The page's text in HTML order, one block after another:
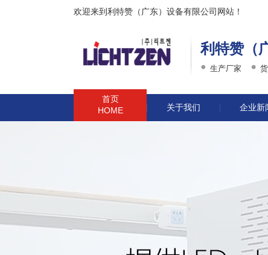
欢迎来到利特赞（广东）设备有限公司网站！
利特赞（
生产厂家
首页
HOME 关于我们 企业新